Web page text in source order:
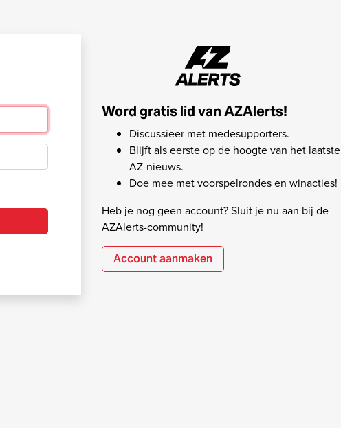
Word gratis lid van AZAlerts!
Discussieer met medesupporters.
Blijft als eerste op de hoogte van het laatste
AZ-nieuws.
Doe mee met voorspelrondes en winacties!
Heb je nog geen account? Sluit je nu aan bij de
AZAlerts-community!
Account aanmaken